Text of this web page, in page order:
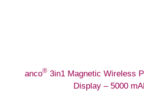
anco®3in1 Magnetic Wireless
Display – 5000